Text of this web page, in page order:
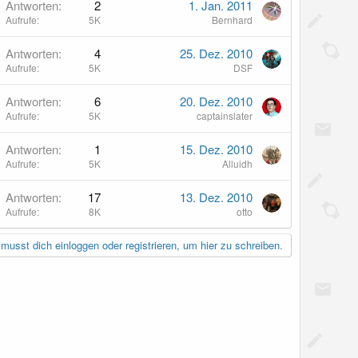
Antworten 2
Aufrufe 5K
1. Jan. 2011
Bernhard
Antworten 4
Aufrufe 5K
25. Dez. 2010
DSF
Antworten 6
Aufrufe 5K
20. Dez. 2010
captainslater
Antworten 1
Aufrufe 5K
15. Dez. 2010
Alluidh
Antworten 17
Aufrufe 8K
13. Dez. 2010
otto
dich einloggen oder registrieren, um hier zu schreiben.